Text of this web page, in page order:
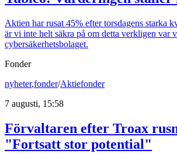
Aktien har rusat 45% efter torsdagens starka
är vi inte helt säkra på om detta verkligen var
cybersäkerhetsbolaget.
Fonder
nyheter,fonder/Aktiefonder
7 augusti, 15:58
Förvaltaren efter Troax
"Fortsatt stor potential"